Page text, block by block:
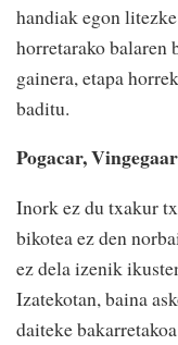
handiak egon
horretarako balaren
gainera, etapa
baditu.
Pogacar,
Inork ez du txakur
bikotea ez den
ez dela izenik
Izatekotan, baina
daiteke